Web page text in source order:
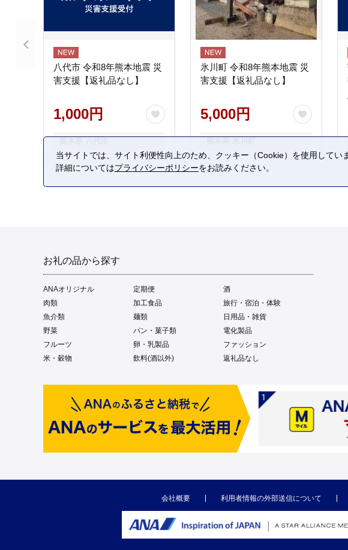
八代市 令和8年熊本地震 災
害支援【返礼品なし】
1,000円
氷川町 令和8年熊本地震 災
害支援【返礼品なし】
5,000円
お礼の品から探す
ANAオリジナル 定期便
酒
肉類
加工食品
旅行・宿泊・体験
魚介類
麺類
日用品・雑貨
野菜
パン・菓子類
電化製品
フルーツ
卵・乳製品
ファッション
米・穀物
飲料(酒以外) 返礼品なし
会社概要 利用者情報の外部送信について
当サイトでは、サイト利便性向上のため、クッキー（Cookie）を使用して
詳細についてはプライバシーポリシーをお読みください。